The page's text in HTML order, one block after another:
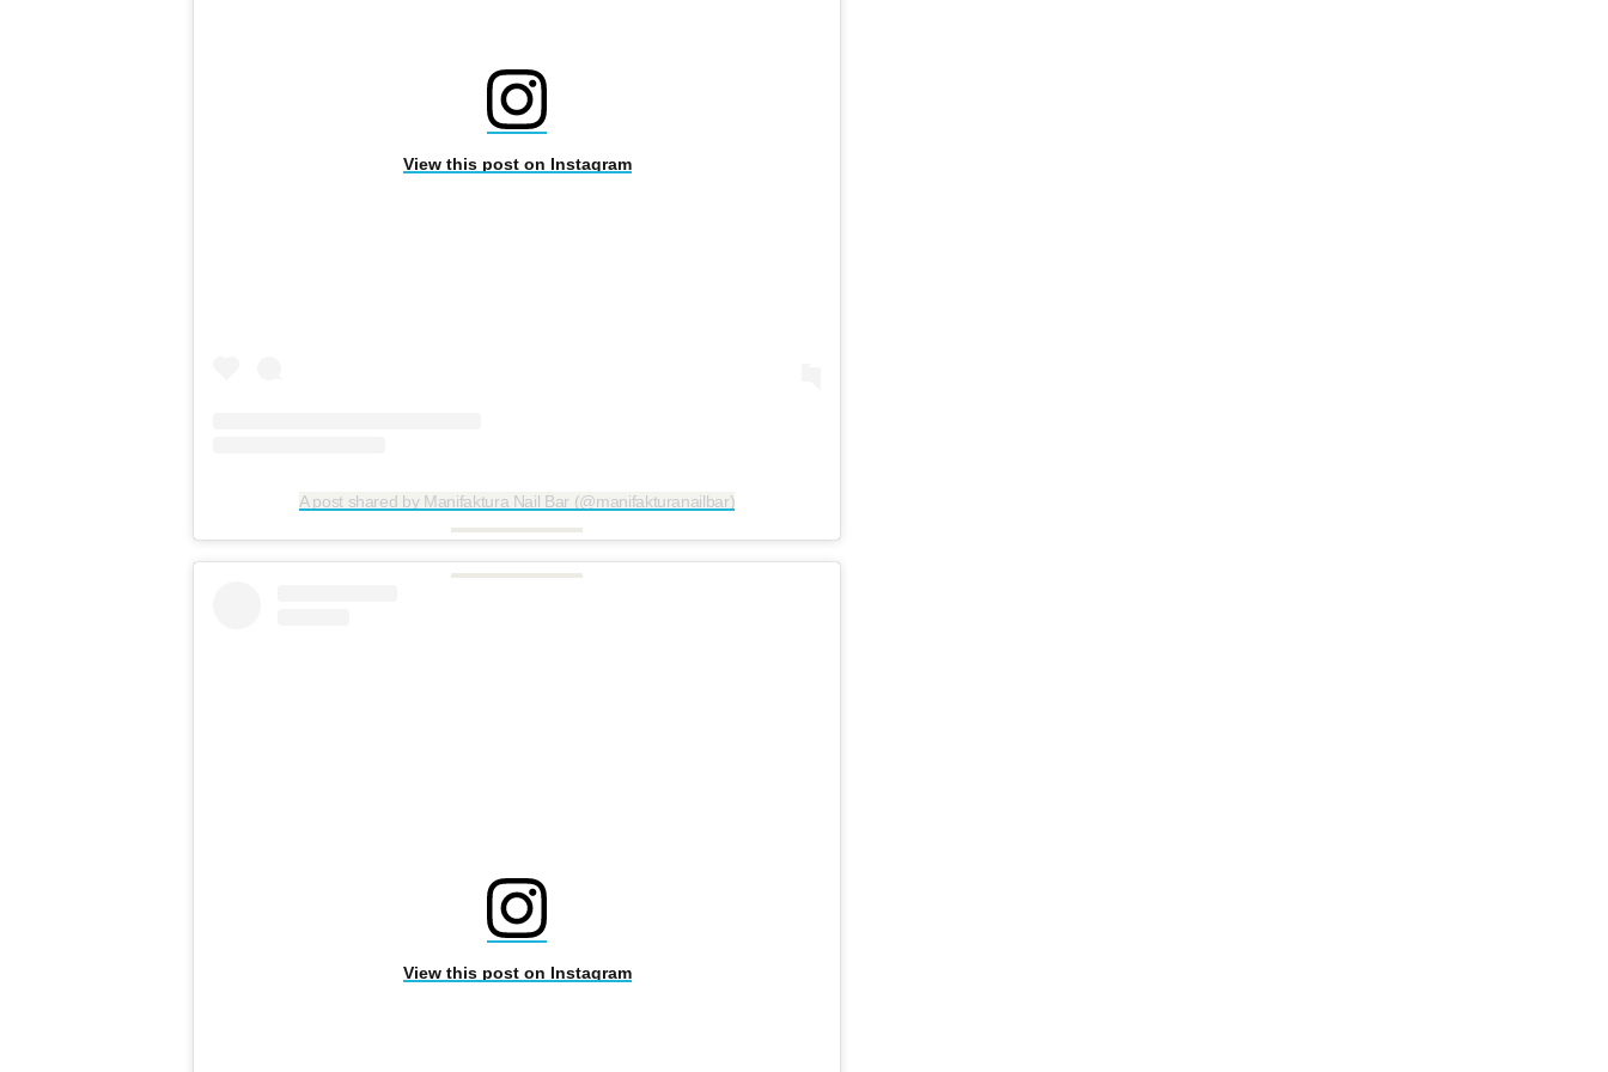
View this post on Instagram
A post shared by Manifaktura Nail Bar (@manifakturanailbar)
View this post on Instagram